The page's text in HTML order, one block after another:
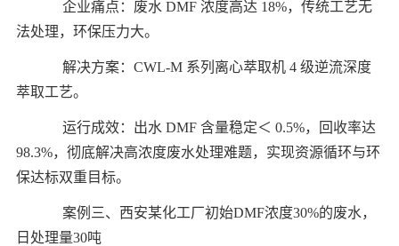
企业痛点：废水 DMF 浓度高达 18%，传统工艺无
法处理，环保压力大。
解决方案：CWL-M 系列离心萃取机 4 级逆流深度
萃取工艺。
运行成效：出水 DMF 含量稳定＜ 0.5%，回收率达
98.3%，彻底解决高浓度废水处理难题，实现资源循环与环
保达标双重目标。
案例三、西安某化工厂初始DMF浓度30%的废水，
日处理量30吨